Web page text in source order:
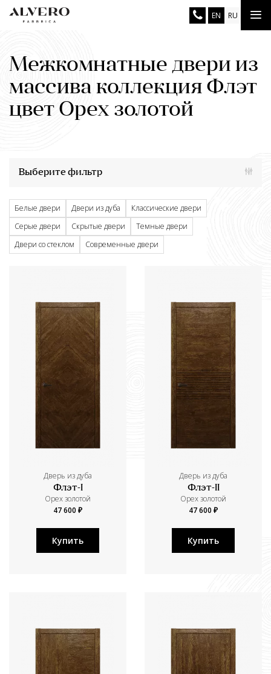
Перейти
EN RU
Межкомнатные двери из
массива коллекция Флэт
цвет Орех золотой
Выберите фильтр
Белые двери Двери из дуба
Классические двери
Серые двери
Скрытые двери
Темные двери
Двери со стеклом
Современные двери
Дверь из дуба
Флэт-I
Орех золотой
47 600 ₽
Купить
Дверь из дуба
Флэт-II
Орех золотой
47 600 ₽
Купить